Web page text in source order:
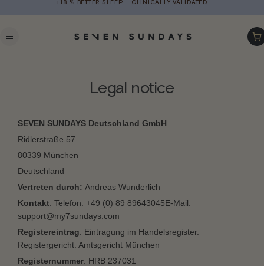
+18 % BETTER SLEEP – CLINICALLY VALIDATED
Legal notice
SEVEN SUNDAYS Deutschland GmbH
Ridlerstraße 57
80339 München
Deutschland
Vertreten durch: Andreas Wunderlich
Kontakt: Telefon: +49 (0) 89 89643045E-Mail:
support@my7sundays.com
Registereintrag: Eintragung im Handelsregister.
Registergericht: Amtsgericht München
Registernummer: HRB 237031